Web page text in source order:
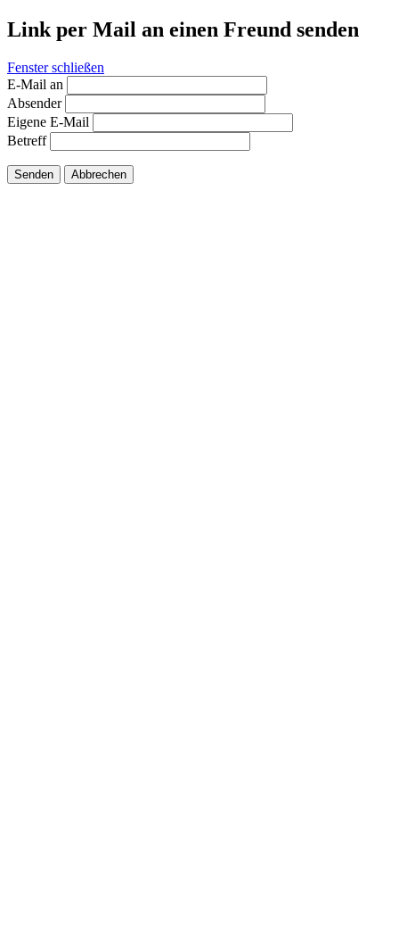
Link per Mail an einen Freund senden
Fenster schließen
E-Mail an
Absender
Eigene E-Mail
Betreff
Senden Abbrechen